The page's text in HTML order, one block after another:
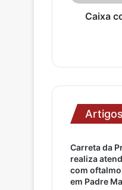
o
a
Caixa
Carreta da
realiza
com
em Padre